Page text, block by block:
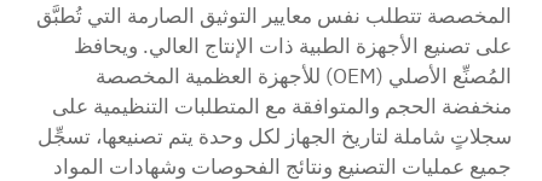
المخصصة تتطلب نفس معايير التوثيق الصارمة التي تُطبَّق
على تصنيع الأجهزة الطبية ذات الإنتاج العالي. ويحافظ
المُصنِّع الأصلي (OEM) للأجهزة العظمية المخصصة
منخفضة الحجم والمتوافقة مع المتطلبات التنظيمية على
سجلاتٍ شاملة لتاريخ الجهاز لكل وحدة يتم تصنيعها، تسجِّل
جميع عمليات التصنيع ونتائج الفحوصات وشهادات المواد